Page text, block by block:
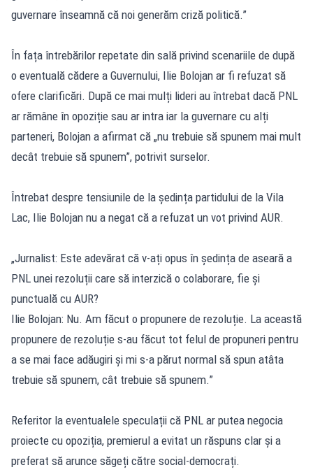
guvernare înseamnă că noi generăm criză politică.”
În fața întrebărilor repetate din sală privind scenariile de după
o eventuală cădere a Guvernului, Ilie Bolojan ar fi refuzat să
ofere clarificări. După ce mai mulți lideri au întrebat dacă PNL
ar rămâne în opoziție sau ar intra iar la guvernare cu alți
parteneri, Bolojan a afirmat că „nu trebuie să spunem mai mult
decât trebuie să spunem”, potrivit surselor.
Întrebat despre tensiunile de la ședința partidului de la Vila
Lac, Ilie Bolojan nu a negat că a refuzat un vot privind AUR.
„Jurnalist: Este adevărat că v-ați opus în ședința de aseară a
PNL unei rezoluții care să interzică o colaborare, fie și
punctuală cu AUR?
Ilie Bolojan: Nu. Am făcut o propunere de rezoluție. La această
propunere de rezoluție s-au făcut tot felul de propuneri pentru
a se mai face adăugiri și mi s-a părut normal să spun atâta
trebuie să spunem, cât trebuie să spunem.”
Referitor la eventualele speculații că PNL ar putea negocia
proiecte cu opoziția, premierul a evitat un răspuns clar și a
preferat să arunce săgeți către social-democrați.